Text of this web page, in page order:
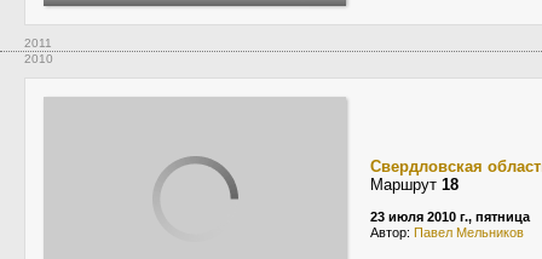
2011
2010
Свердловская
Маршрут 18
23 июля 2010 г., пятница
Автор: Павел Мельников